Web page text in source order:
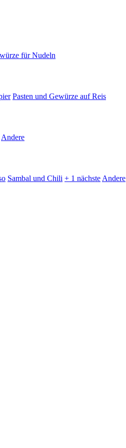
für Nudeln
Pasten und Gewürze auf Reis
Andere
Sambal und Chili + 1 nächste Andere